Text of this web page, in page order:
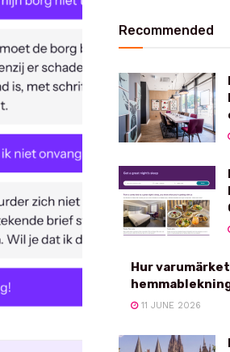
Recommended
Hur
11 JUNE 2026